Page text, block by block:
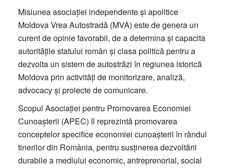
Misiunea asociației independente și apolitice
Moldova Vrea Autostradă (MVA) este de genera un
curent de opinie favorabil, de a determina și capacita
autoritățile statului român și clasa politică pentru a
dezvolta un sistem de autostrăzi în regiunea istorică
Moldova prin activități de monitorizare, analiză,
advocacy și proiecte de comunicare.
Scopul Asociației pentru Promovarea Economiei
Cunoașterii (APEC) îl reprezintă promovarea
conceptelor specifice economiei cunoașterii în rândul
tinerilor din România, pentru susținerea dezvoltării
durabile a mediului economic, antreprenorial, social